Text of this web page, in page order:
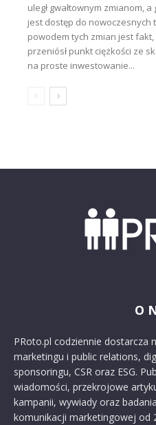
uległ gwałtownym zmianom,
jest dostęp do nowoczesnych
powodem tych zmian jest
przeniósł punkt ciężkości ze
na proste inwestowanie...
O
PRoto.pl codziennie dostarcza
marketingu i public relations,
sponsoringu, CSR oraz ESG.
wiadomości, przekrojowe
kampanii, wywiady oraz
komunikacji marketingowej od